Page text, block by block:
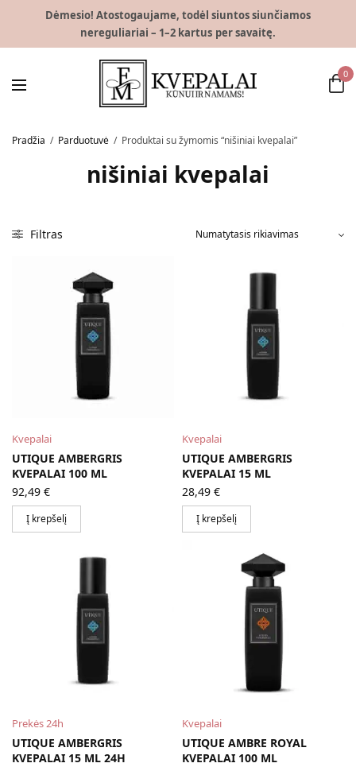
Dėmesio! Atostogaujame, todėl siuntos siunčiamos
nereguliariai – 1–2 kartus per savaitę.
0
Pradžia / Parduotuvė / Produktai su žymomis “nišiniai kvepalai”
nišiniai kvepalai
Filtras
Kvepalai
UTIQUE AMBERGRIS
KVEPALAI 100 ML
92,49 €
Į krepšelį
Kvepalai
UTIQUE AMBERGRIS
KVEPALAI 15 ML
28,49 €
Į krepšelį
Prekės 24h
UTIQUE AMBERGRIS
KVEPALAI 15 ML 24H
Kvepalai
UTIQUE AMBRE ROYAL
KVEPALAI 100 ML